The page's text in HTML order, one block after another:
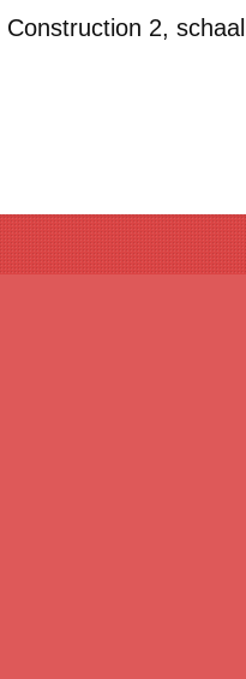
Construction 2, schaal